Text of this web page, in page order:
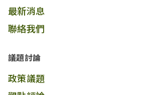
最新消息
聯絡我們
議題討論
政策議題